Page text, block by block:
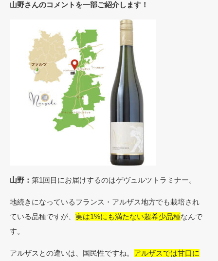
山野さんのコメントを一部ご紹介します！
山野： 第1回目にお届けするのはゲヴュルツトラミナー。
地続きになっているフランス・アルザス地方でも栽培され
ている品種ですが、 実は1%にも満たない超希少品種なんで
す。
アルザスとの違いは、国民性ですね。 アルザスでは甘口に